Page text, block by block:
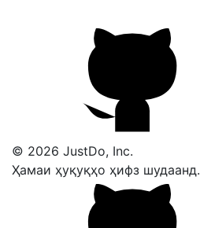
© 2026 JustDo, Inc.
Ҳамаи ҳуқуқҳо ҳифз шудаанд.